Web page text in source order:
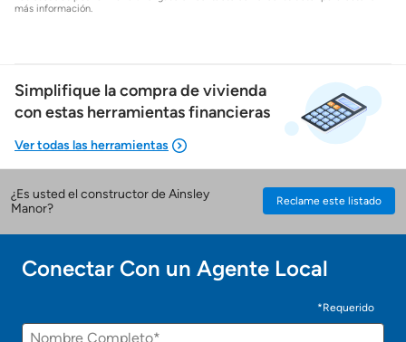
más información.
Simplifique la compra de vivienda
con estas herramientas financieras
Mostrarme lo que puedo pagar
¿Es usted el constructor de Ainsley
Manor?
Reclame este listado
¡
Conectar Con un Agente Local
*Requerido
Nombre